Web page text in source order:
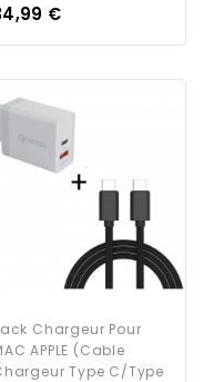
€
Chargeur Pour
APPLE (Cable
Type C/Type